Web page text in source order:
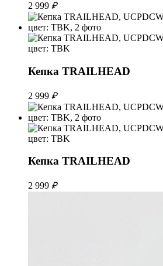
2 999 ₽
Кепка TRAILHEAD
2 999 ₽
Кепка TRAILHEAD
2 999 ₽